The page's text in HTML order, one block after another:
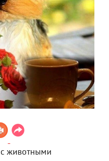
животными